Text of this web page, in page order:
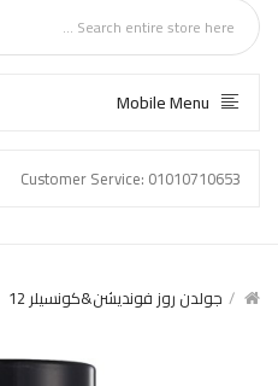
Mobile Menu
Customer Service: 01010710653
جولدن روز فونديشن&كونسيلر 12